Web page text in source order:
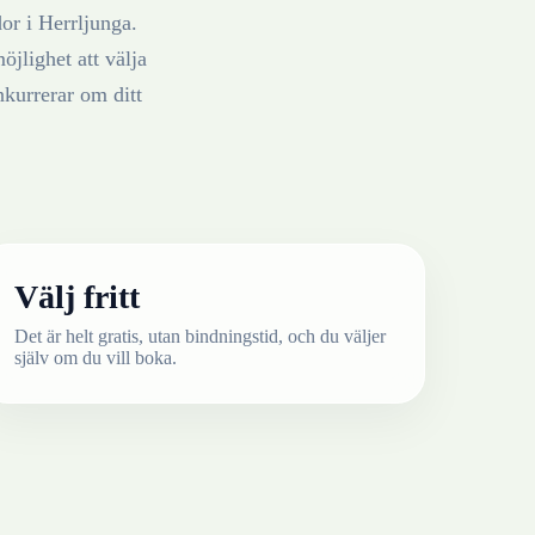
i Herrljunga.
att välja
om ditt
Välj fritt
Det är helt gratis, utan bindningstid, och du väljer
själv om du vill boka.